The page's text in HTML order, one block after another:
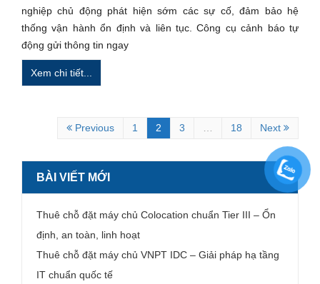
nghiệp chủ động phát hiện sớm các sự cố, đảm bảo hệ
thống vận hành ổn định và liên tục. Công cụ cảnh báo tự
động gửi thông tin ngay
Xem chi tiết...
Previous 1 2 3 18 Next
BÀI VIẾT MỚI
Thuê chỗ đặt máy chủ Colocation chuẩn Tier III – Ổn
định, an toàn, linh hoạt
Thuê chỗ đặt máy chủ VNPT IDC – Giải pháp hạ tầng
IT chuẩn quốc tế